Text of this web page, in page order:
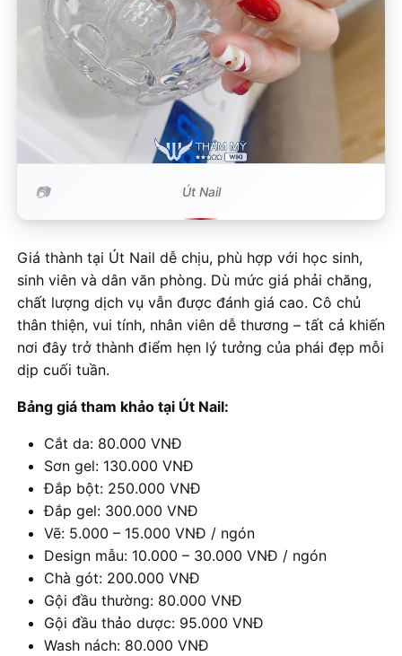
Út Nail
Giá thành tại Út Nail dễ chịu, phù hợp với học sinh,
sinh viên và dân văn phòng. Dù mức giá phải chăng,
chất lượng dịch vụ vẫn được đánh giá cao. Cô chủ
thân thiện, vui tính, nhân viên dễ thương – tất cả khiến
nơi đây trở thành điểm hẹn lý tưởng của phái đẹp mỗi
dịp cuối tuần.
Bảng giá tham khảo tại Út Nail:
Cắt da: 80.000 VNĐ
Sơn gel: 130.000 VNĐ
Đắp bột: 250.000 VNĐ
Đắp gel: 300.000 VNĐ
Vẽ: 5.000 – 15.000 VNĐ / ngón
Design mẫu: 10.000 – 30.000 VNĐ / ngón
Chà gót: 200.000 VNĐ
Gội đầu thường: 80.000 VNĐ
Gội đầu thảo dược: 95.000 VNĐ
Wash nách: 80.000 VNĐ